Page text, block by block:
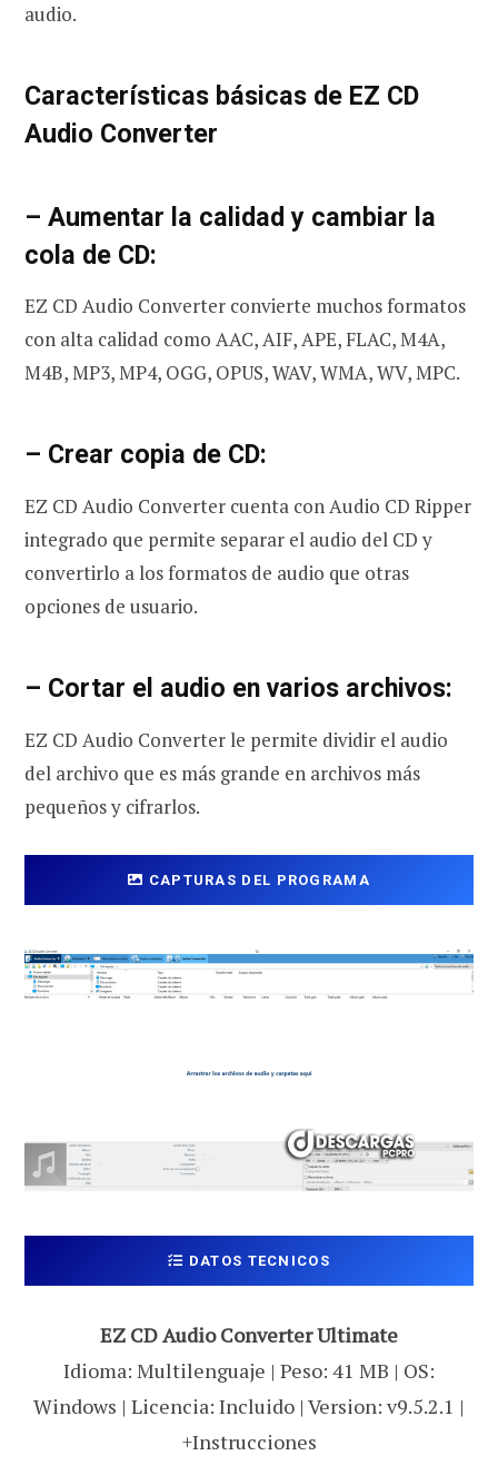
audio.
Características básicas de EZ CD
Audio Converter
– Aumentar la calidad y cambiar la
cola de CD:
EZ CD Audio Converter convierte muchos formatos
con alta calidad como AAC, AIF, APE, FLAC, M4A,
M4B, MP3, MP4, OGG, OPUS, WAV, WMA, WV, MPC.
– Crear copia de CD:
EZ CD Audio Converter cuenta con Audio CD Ripper
integrado que permite separar el audio del CD y
convertirlo a los formatos de audio que otras
opciones de usuario.
– Cortar el audio en varios archivos:
EZ CD Audio Converter le permite dividir el audio
del archivo que es más grande en archivos más
pequeños y cifrarlos.
CAPTURAS DEL PROGRAMA
DATOS TECNICOS
EZ CD Audio Converter Ultimate
Idioma: Multilenguaje | Peso: 41 MB | OS:
Windows | Licencia: Incluido | Version: v9.5.2.1 |
+Instrucciones